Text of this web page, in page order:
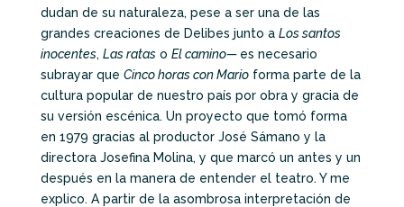
dudan de su naturaleza, pese a ser una de las
grandes creaciones de Delibes junto a Los santos
inocentes, Las rataso El camino— es necesario
subrayar que Cinco horas con Marioforma parte de la
cultura popular de nuestro país por obra y gracia de
su versión escénica. Un proyecto que tomó forma
en 1979 gracias al productor José Sámano y la
directora Josefina Molina, y que marcó un antes y un
después en la manera de entender el teatro. Y me
explico. A partir de la asombrosa interpretación de